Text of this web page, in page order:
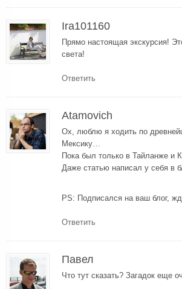
Ira101160
Прямо настоящая экскурсия!
света!
Ответить
Atamovich
Ох, люблю я ходить по
Мексику…
Пока был только в Тайланже и
Даже статью написал у себя в
PS: Подписался на ваш блог,
Ответить
Павел
Что тут сказать? Загадок еще